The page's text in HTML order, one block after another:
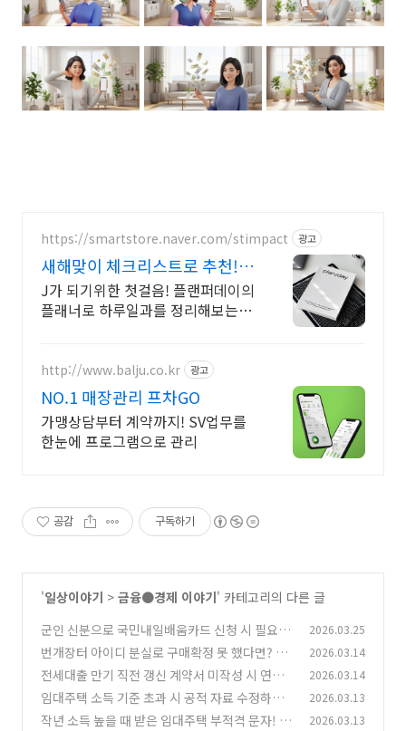
https://smartstore.naver.com/stimpact 광고
새해맞이 체크리스트로 추천! 3
개월분 다이어리
J가 되기위한 첫걸음! 플랜퍼데이의
플래너로 하루일과를 정리해보는건
리를 만나보세요!
http://www.balju.co.kr 광고
NO.1 매장관리 프차GO
가맹상담부터 계약까지! SV업무를
한눈에 프로그램으로 관리
공감 구독하기
'일상이야기 > 금융●경제 이야기' 카테고리의 다른 글
군인 신분으로 국민내일배움카드 신청 시 필요한
서류와 승인 단계는?
(0)
2026.03.25
번개장터 아이디 분실로 구매확정 못 했다면? 대
금 정산 처리는 이렇게!
(0)
2026.03.14
전세대출 만기 직전 갱신 계약서 미작성 시 연장
승인 기준은?
(0)
2026.03.14
임대주택 소득 기준 초과 시 공적 자료 수정하는
체크리스트 정리! (0)
2026.03.13
작년 소득 높을 때 받은 임대주택 부적격 문자! 소
2026.03.13